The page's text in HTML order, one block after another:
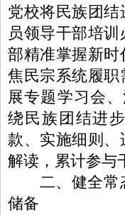
党校将民族团
员领导干部培
部精准掌握新
焦民宗系统履
展专题学习会
绕民族团结进
款、实施细则
解读，累计参与
二、健全常
储备